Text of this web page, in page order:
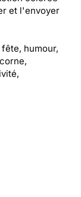
et l'envoyer
humour,